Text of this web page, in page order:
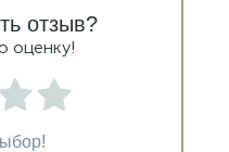
отзыв?
оценку!